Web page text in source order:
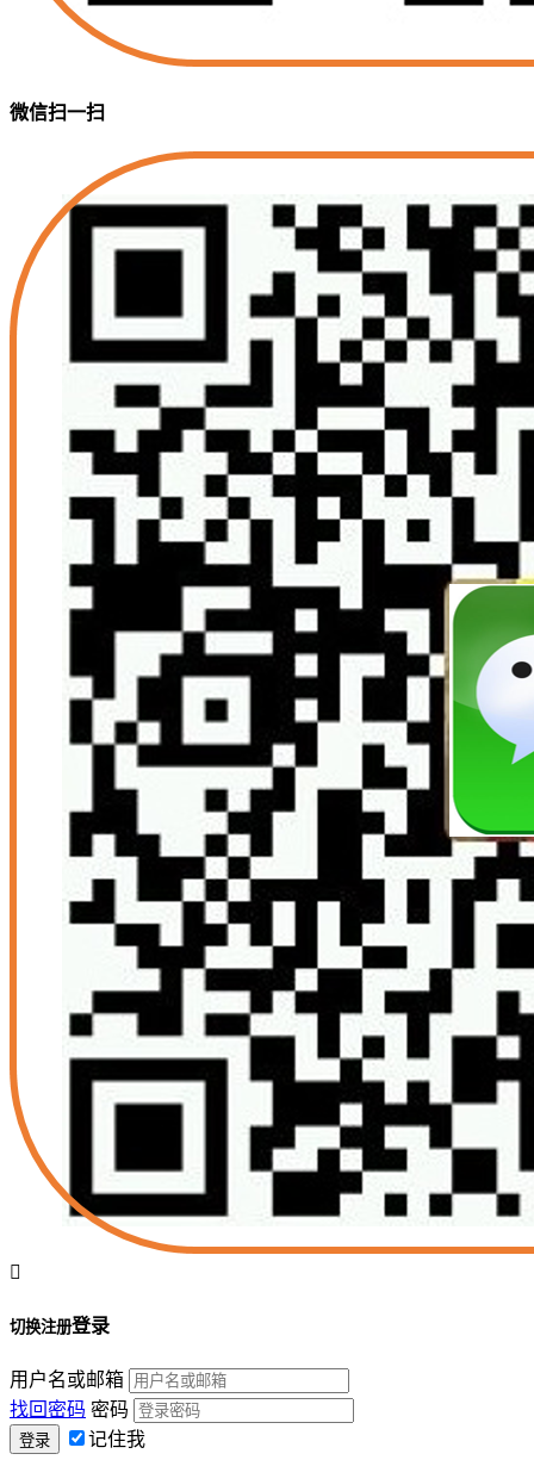
微信扫一扫

切换注册登录
用户名或邮箱
找回密码 密码
记住我